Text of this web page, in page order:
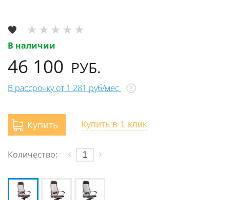
В наличии
46 100 РУБ.
В рассрочку от 1 281 руб/мес ?
Купить Купить в 1 клик
Количество: